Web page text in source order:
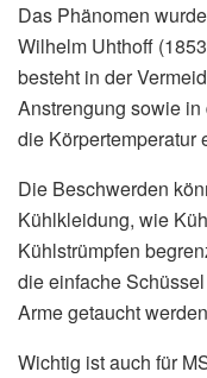
Das Phänomen
Wilhelm Uhthoff
besteht in der
Anstrengung sowie
die Körpertemperatur
Die Beschwerden
Kühlkleidung, wie
Kühlstrümpfen
die einfache
Arme getaucht
Wichtig ist auch für